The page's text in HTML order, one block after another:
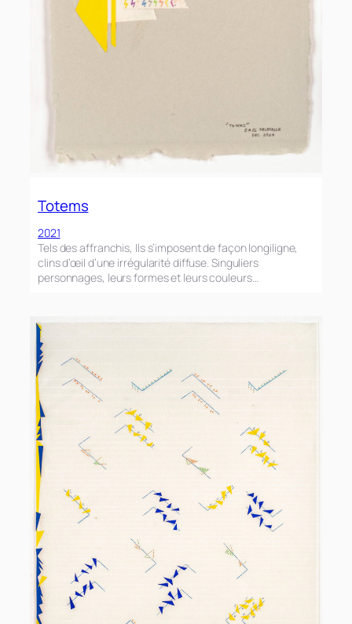
Totems
2021
Tels des affranchis, Ils s’imposent de façon longiligne,
clins d’œil d’une irrégularité diffuse. Singuliers
personnages, leurs formes et leurs couleurs…